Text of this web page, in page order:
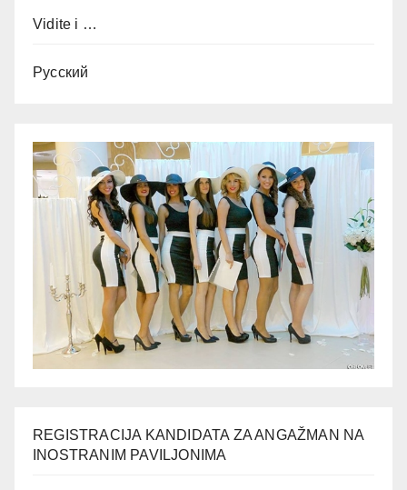
Vidite i …
Русский
REGISTRACIJA KANDIDATA ZA ANGAŽMAN NA
INOSTRANIM PAVILJONIMA